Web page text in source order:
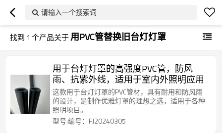
请输入一个搜索词
找到 1 个产品关于用PVC管替换旧台灯灯罩
用于台灯灯罩的高强度PVC管，防风
雨、抗紫外线，适用于室内外照明应用
这款用于台灯灯罩的PVC管材，具有耐用和防风雨
的设计，是制作优雅灯罩的理想之选，适用于各种
照明项目。
型号:编号：FJ20240305